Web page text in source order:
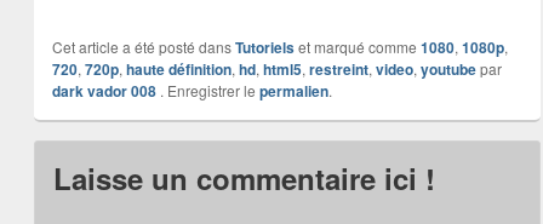
Cela vous allonge votre
démarrage de plusieurs
précieuse seconde, sans
Voici ce qu'il faut faire
Cet article a été posté dansTutorielset marqué comme 1080, 1080p,
720, 720p, haute définition, hd, html5, restreint, video, youtubepar
dark vador 008. Enregistrer le permalien.
Laisse un commentaire ici !